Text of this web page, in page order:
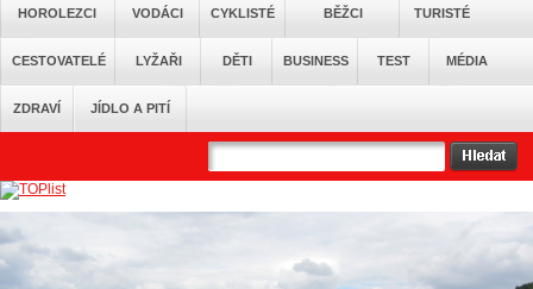
HOROLEZCI VODÁCI CYKLISTÉ BĚŽCI TURISTÉ
CESTOVATELÉ LYŽAŘI DĚTI BUSINESS TEST MÉDIA
ZDRAVÍ JÍDLO A PITÍ